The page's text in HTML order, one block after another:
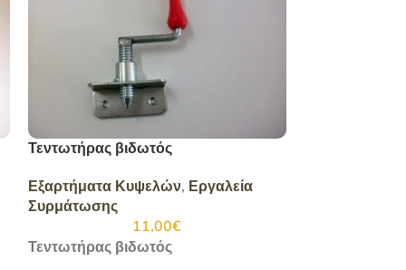
Τεντωτήρας βιδωτός
Εξαρτήματα Κυψελών, Εργαλεία
Συρμάτωσης
11,00€
Τεντωτήρας βιδωτός